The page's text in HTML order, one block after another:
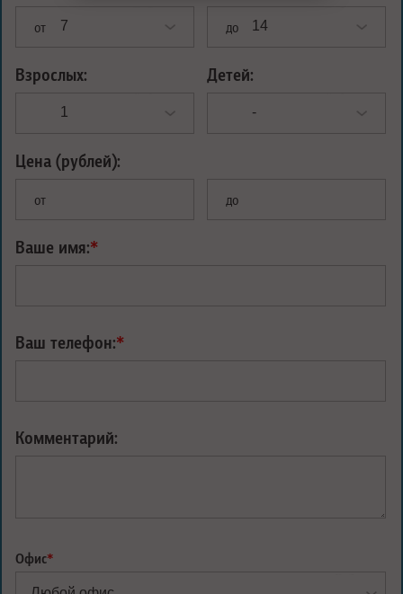
от до
Взрослых: Детей:
Цена (рублей):
от до
Ваше имя:*
Ваш телефон:*
Комментарий:
Офис*